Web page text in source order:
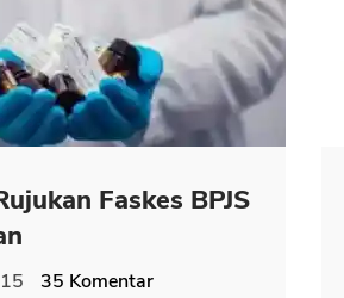
Faskes BPJS
35 Komentar